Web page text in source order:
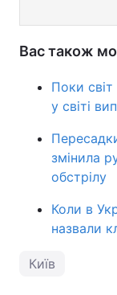
Вас також
Поки
у світі
змінила
обстрілу
Коли в
назвали
Київ